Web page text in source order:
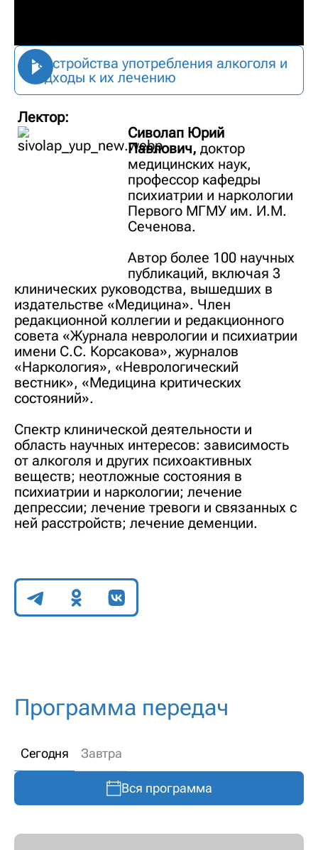
Расстройства употребления алкоголя и
подходы к их лечению
Лектор:
Сиволап Юрий
Павлович, доктор
медицинских наук,
профессор кафедры
психиатрии и наркологии
Первого МГМУ им. И.М.
Сеченова.
Автор более 100 научных
публикаций, включая 3
клинических руководства, вышедших в
издательстве «Медицина». Член
редакционной коллегии и редакционного
совета «Журнала неврологии и психиатрии
имени С.С. Корсакова», журналов
«Наркология», «Неврологический
вестник», «Медицина критических
состояний».
Спектр клинической деятельности и
область научных интересов: зависимость
от алкоголя и других психоактивных
веществ; неотложные состояния в
психиатрии и наркологии; лечение
депрессии; лечение тревоги и связанных с
ней расстройств; лечение деменции.
Поделиться
Программа передач
Сегодня Завтра
Вся программа